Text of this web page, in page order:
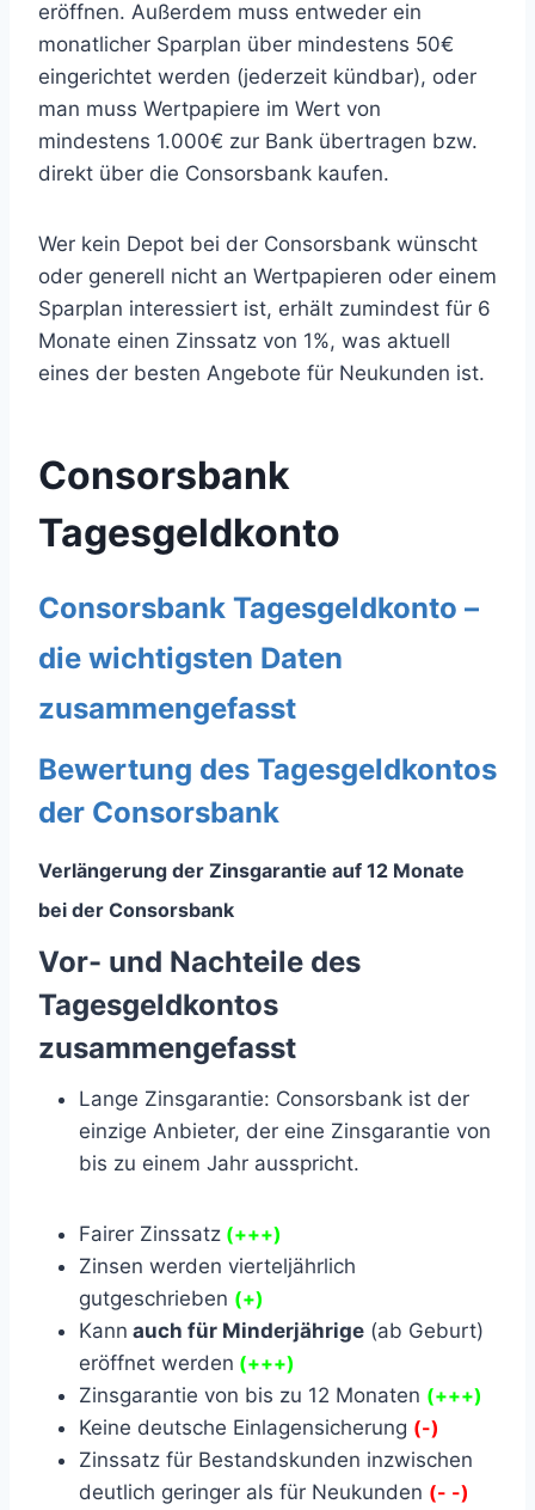
eröffnen. Außerdem muss entweder ein
monatlicher Sparplan über mindestens 50€
eingerichtet werden (jederzeit kündbar), oder
man muss Wertpapiere im Wert von
mindestens 1.000€ zur Bank übertragen bzw.
direkt über die Consorsbank kaufen.
Wer kein Depot bei der Consorsbank wünscht
oder generell nicht an Wertpapieren oder einem
Sparplan interessiert ist, erhält zumindest für 6
Monate einen Zinssatz von 1%, was aktuell
eines der besten Angebote für Neukunden ist.
Consorsbank
Tagesgeldkonto
Consorsbank Tagesgeldkonto –
die wichtigsten Daten
zusammengefasst
Bewertung des Tagesgeldkontos
der Consorsbank
Verlängerung der Zinsgarantie auf 12 Monate
bei der Consorsbank
Vor- und Nachteile des
Tagesgeldkontos
zusammengefasst
Lange Zinsgarantie: Consorsbank ist der
einzige Anbieter, der eine Zinsgarantie von
bis zu einem Jahr ausspricht.
Fairer Zinssatz (+++)
Zinsen werden vierteljährlich
gutgeschrieben (+)
Kann auch für Minderjährige (ab Geburt)
eröffnet werden (+++)
Zinsgarantie von bis zu 12 Monaten (+++)
Keine deutsche Einlagensicherung (-)
Zinssatz für Bestandskunden inzwischen
deutlich geringer als für Neukunden (- -)